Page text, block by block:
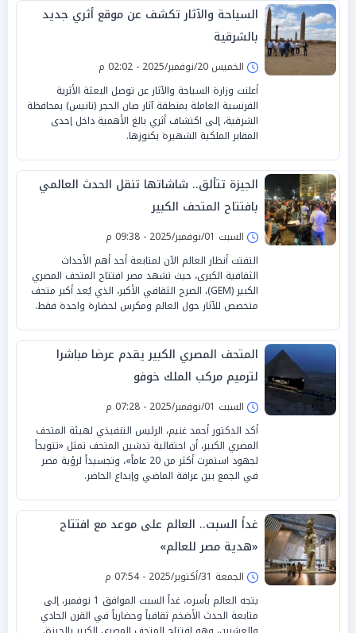
السياحة والآثار تكشف عن موقع أثري جديد
بالشرقية
الخميس 20/نوفمبر/2025 - 02:02 م
أعلنت وزارة السياحة والآثار عن توصل البعثة الأثرية
الفرنسية العاملة بمنطقة آثار صان الحجر (تانيس) بمحافظة
الشرقية، إلى اكتشاف أثري بالغ الأهمية داخل إحدى
المقابر الملكية الشهيرة بكنوزها.
الجيزة تتألق.. شاشاتها تنقل الحدث العالمي
بافتتاح المتحف الكبير
السبت 01/نوفمبر/2025 - 09:38 م
التفتت أنظار العالم الآن لمتابعة أحد أهم الأحداث
الثقافية الكبرى، حيث تشهد مصر افتتاح المتحف المصري
الكبير (GEM)، الصرح الثقافي الأكبر، الذي يُعد أكبر متحف
متخصص للآثار حول العالم ومكرس لحضارة واحدة فقط.
المتحف المصري الكبير يقدم عرضا مباشرا
لترميم مركب الملك خوفو
السبت 01/نوفمبر/2025 - 07:28 م
أكد الدكتور أحمد غنيم، الرئيس التنفيذي لهيئة المتحف
المصري الكبير، أن احتفالية تدشين المتحف تمثل «تتويجاً
لجهود استمرت أكثر من 20 عاماً»، وتجسيداً لرؤية مصر
في الجمع بين عراقة الماضي وإبداع الحاضر.
غداً السبت.. العالم على موعد مع افتتاح
«هدية مصر للعالم»
الجمعة 31/أكتوبر/2025 - 07:54 م
يتجه العالم بأسره، غداً السبت الموافق 1 نوفمبر، إلى
متابعة الحدث الأضخم ثقافياً وحضارياً في القرن الحادي